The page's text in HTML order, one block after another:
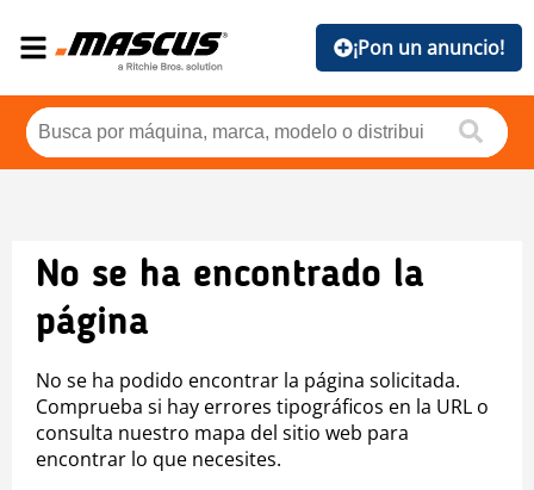
¡Pon un anuncio!
No se ha encontrado la
página
No se ha podido encontrar la página solicitada.
Comprueba si hay errores tipográficos en la URL o
consulta nuestro mapa del sitio web para
encontrar lo que necesites.